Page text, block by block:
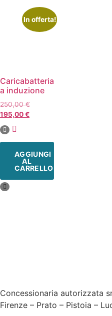
In offerta!
Caricabatteria
a induzione
250,00€
195,00€
AGGIUNGI
AL
CARRELLO
Concessionaria autorizzata
Firenze – Prato – Pistoia –